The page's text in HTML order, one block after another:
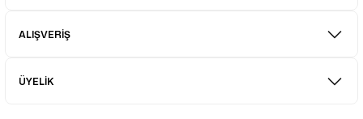
ALIŞVERİŞ
ÜYELİK